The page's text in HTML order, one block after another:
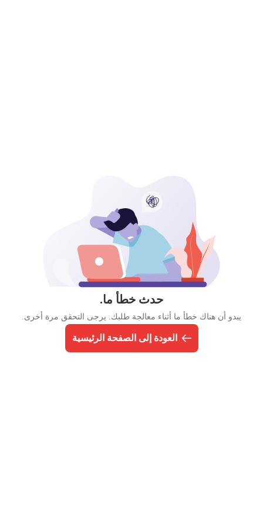
حدث خطأ ما.
يبدو أن هناك خطأ ما أثناء معالجة طلبك. يرجى التحقق مرة أخرى.
العودة إلى الصفحة الرئيسية